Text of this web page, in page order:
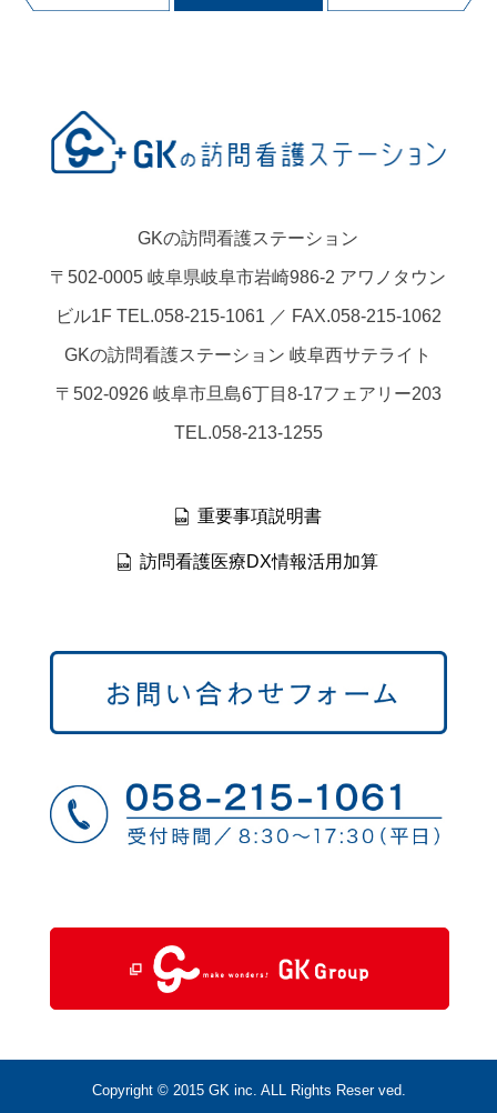
GKの訪問看護ステーション
〒502-0005 岐阜県岐阜市岩崎986-2 アワノタウン
ビル1F TEL.058-215-1061 ／ FAX.058-215-1062
GKの訪問看護ステーション 岐阜西サテライト
〒502-0926 岐阜市旦島6丁目8-17フェアリー203
TEL.058-213-1255
重要事項説明書
訪問看護医療DX情報活用加算
Copyright © 2015 GK inc. ALL Rights Reser ved.